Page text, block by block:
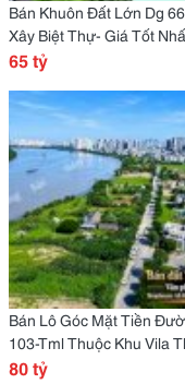
Bán Khuôn Đất Lớn Dg
Xây Biệt Thự- Giá Tốt
Trường Thảo Điền Q2
65 tỷ
Bán Lô Góc Mặt Tiền
103-Tml Thuộc Khu Vila
Thiêm , Quận 2
80 tỷ